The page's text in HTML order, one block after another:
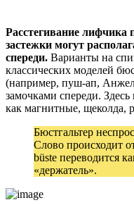
Расстегивание лифчика
застежки могут
спереди. Варианты на
классических моделей
(например, пуш-ап,
замочками спереди.
как магнитные, щеколда,
Бюстгальтер
Слово происходит
büste переводится
«держатель».